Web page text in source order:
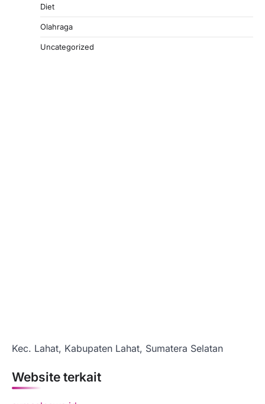
Diet
Olahraga
Uncategorized
Kec. Lahat, Kabupaten Lahat, Sumatera Selatan
Website terkait